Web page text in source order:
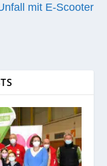
mit E‑Scooter